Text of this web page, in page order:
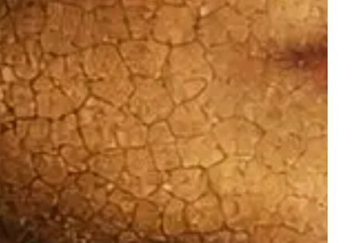
BOUTIQUE
RECHERCHE
Newsletter Contact Partenaires